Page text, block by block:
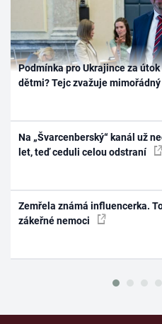
Podmínka pro Ukrajince za
dětmi? Tejc zvažuje
Na „Švarcenberský“ kanál už
let, teď ceduli celou odstraní
Zemřela známá influencerka.
zákeřné nemoci